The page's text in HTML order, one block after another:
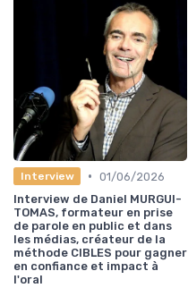
Interview • 01/06/2026
Interview de Daniel MURGUI-
TOMAS, formateur en prise
de parole en public et dans
les médias, créateur de la
méthode CIBLES pour gagner
en confiance et impact à
l'oral